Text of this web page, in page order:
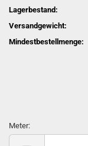
Lagerbestand:
Versandgewicht:
Mindestbestellmenge:
Meter:
Meter